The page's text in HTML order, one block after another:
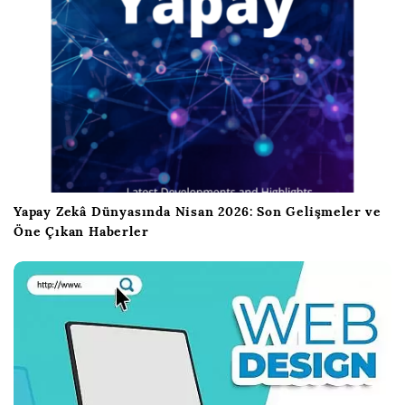
Yapay Zekâ Dünyasında Nisan 2026: Son Gelişmeler ve
Öne Çıkan Haberler